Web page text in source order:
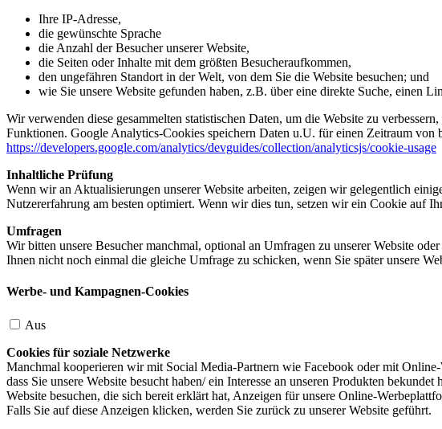
Ihre IP-Adresse,
die gewünschte Sprache
die Anzahl der Besucher unserer Website,
die Seiten oder Inhalte mit dem größten Besucheraufkommen,
den ungefähren Standort in der Welt, von dem Sie die Website besuchen; und
wie Sie unsere Website gefunden haben, z.B. über eine direkte Suche, einen
Wir verwenden diese gesammelten statistischen Daten, um die Website zu
Funktionen. Google Analytics-Cookies speichern Daten u.U. für einen Zeitraum
https://developers.google.com/analytics/devguides/collection/analyticsjs/cookie-usage
Inhaltliche Prüfung
Wenn wir an Aktualisierungen unserer Website arbeiten, zeigen wir gelegentlich
Nutzererfahrung am besten optimiert. Wenn wir dies tun, setzen wir ein Cookie auf
Umfragen
Wir bitten unsere Besucher manchmal, optional an Umfragen zu unserer Website
Ihnen nicht noch einmal die gleiche Umfrage zu schicken, wenn Sie später unsere
Werbe- und Kampagnen-Cookies
Aus
Cookies für soziale Netzwerke
Manchmal kooperieren wir mit Social Media-Partnern wie Facebook oder mit
dass Sie unsere Website besucht haben/ ein Interesse an unseren Produkten
Website besuchen, die sich bereit erklärt hat, Anzeigen für unsere Online-
Falls Sie auf diese Anzeigen klicken, werden Sie zurück zu unserer Website geführt.